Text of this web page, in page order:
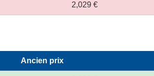
2,029 €
Ancien prix